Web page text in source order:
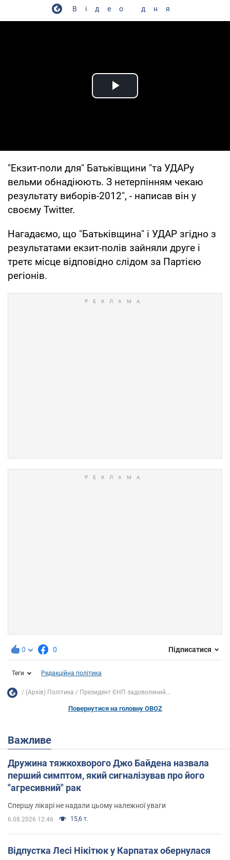
Відео дня
Play Video
"Екзит-поли для" Батьківщини "та УДАРу
вельми обнадіюють. З нетерпінням чекаю
результату виборів-2012", - написав він у
своєму Twitter.
Нагадаємо, що "Батьківщина" і УДАР згідно з
результатами екзит-полів зайняли друге і
третє місце відповідно слідом за Партією
регіонів.
0 0 Підписатися
Теги Редакційна політика
(Архів) Політика Президент ЄНП задоволений...
Повернутися на головну OBOZ
Важливе
Дружина тяжкохворого Джо Байдена назвала
перший симптом, який сигналізував про його
"агресивний" рак
Спершу лікарі не надали цьому належної уваги
6.08.2026 12:46 15,6 т.
Відпустка Лесі Нікітюк у Карпатах обернулася